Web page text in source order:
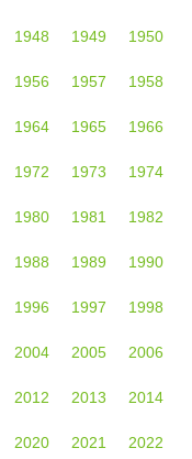
1948 1949 1950
1956 1957 1958
1964 1965 1966
1972 1973 1974
1980 1981 1982
1988 1989 1990
1996 1997 1998
2004 2005 2006
2012 2013 2014
2020 2021 2022